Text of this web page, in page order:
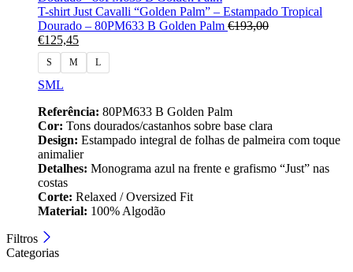
T-shirt Just Cavalli “Golden Palm” – Estampado Tropical
Dourado – 80PM633 B Golden Palm €193,00
€125,45
S M L
SML
Referência: 80PM633 B Golden Palm
Cor: Tons dourados/castanhos sobre base clara
Design: Estampado integral de folhas de palmeira com toque
animalier
Detalhes: Monograma azul na frente e grafismo “Just” nas
costas
Corte: Relaxed / Oversized Fit
Material: 100% Algodão
Filtros
Categorias